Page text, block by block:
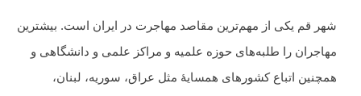
شهر قم یکی از مهم‌ترین مقاصد مهاجرت در ایران است. بیشترین
مهاجران را طلبه‌های حوزه‌ علمیه و مراکز علمی و دانشگاهی و
همچنین اتباع کشورهای همسایهٔ مثل عراق، سوریه، لبنان،